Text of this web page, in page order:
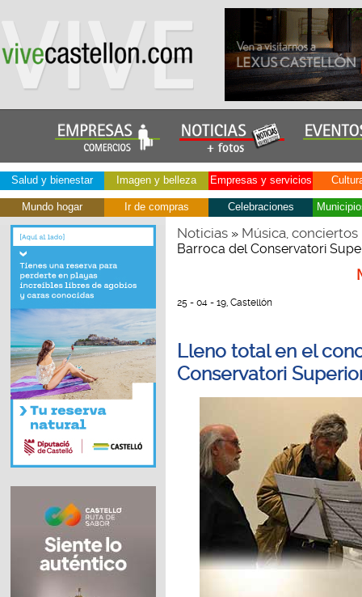
Salud y bienestar Imagen y belleza Empresas y servicios
Mundo hogar Ir de compras Celebraciones
Noticias» Música, conciertos
Barroca del Conservatori
25 - 04 - 19, Castellón
Lleno total en el
Conservatori